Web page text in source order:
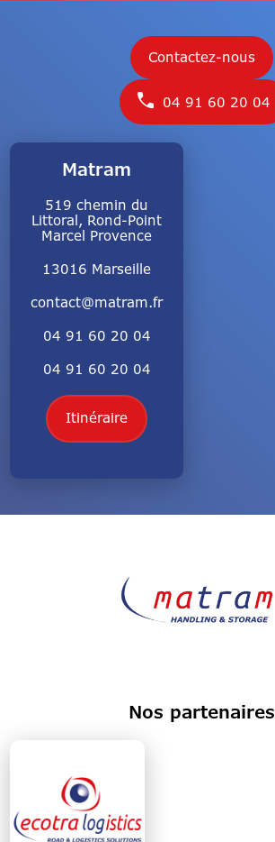
Contactez-nous
04 91 60 20 04
Matram
519 chemin du
Littoral, Rond-Point
Marcel Provence
13016 Marseille
contact@matram.fr
04 91 60 20 04
04 91 60 20 04
Itinéraire
Nos partenaires